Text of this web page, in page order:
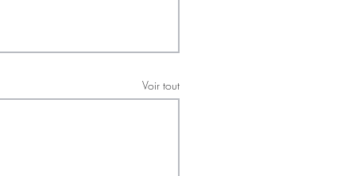
Voir tout